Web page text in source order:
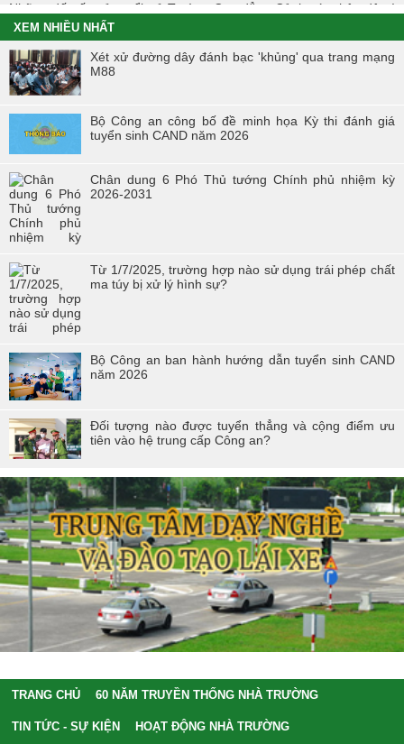
Những dấu ấn của tuổi trẻ Trường Cao đẳng Cảnh sát nhân dân I
trong Tháng Thanh niên 2021
Chiến dịch tình nguyện mùa đông năm 2020 và Xuân biên cương
năm 2021 trong tuổi trẻ Trường Cao đẳng Cảnh sát nhân dân I
đoàn tại Hội thi “Đoàn viên Công đoàn Tổng cục Chính trị CAND
học tập và làm theo tư tưởng, đạo đức, phong cách Hồ Chí Minh” -
khu vực phía Bắc
Hội thi “Người chiến sĩ Cảnh sát thanh lịch, tài năng” lần thứ 2 năm
2017.
XEM NHIỀU NHẤT
Xét xử đường dây đánh bạc 'khủng' qua trang mạng
M88
Bộ Công an công bố đề minh họa Kỳ thi đánh giá
tuyển sinh CAND năm 2026
Chân dung 6 Phó Thủ tướng Chính phủ nhiệm kỳ
2026-2031
Từ 1/7/2025, trường hợp nào sử dụng trái phép chất
ma túy bị xử lý hình sự?
Bộ Công an ban hành hướng dẫn tuyển sinh CAND
năm 2026
Đối tượng nào được tuyển thẳng và cộng điểm ưu
tiên vào hệ trung cấp Công an?
TRANG CHỦ 60 NĂM TRUYỀN THỐNG NHÀ TRƯỜNG
TIN TỨC - SỰ KIỆN HOẠT ĐỘNG NHÀ TRƯỜNG